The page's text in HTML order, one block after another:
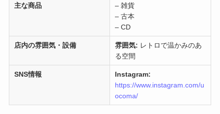
主な商品
– 雑貨
– 古本
– CD
店内の雰囲気・設備 雰囲気: レトロで温かみのあ
る空間
SNS情報
Instagram:
https://www.instagram.com/u
ocoma/